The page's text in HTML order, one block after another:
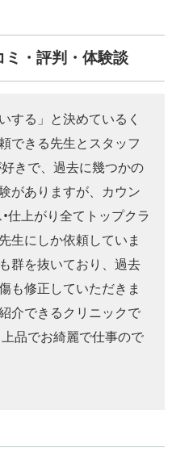
・評判・体験談
する」と決めているく
できる先生とスタッフ
きで、過去に幾つかの
がありますが、カウン
仕上がり全てトップクラ
生にしか依頼していま
群を抜いており、過去
も修正していただきま
介できるクリニックで
品でお綺麗で仕事ので